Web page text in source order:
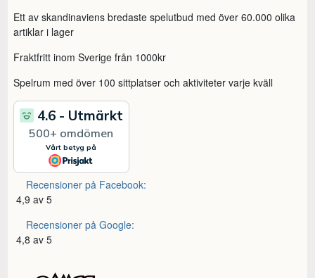
Ett av skandinaviens bredaste spelutbud med över 60.000 olika
artiklar i lager
Fraktfritt inom Sverige från 1000kr
Spelrum med över 100 sittplatser och aktiviteter varje kväll
Recensioner på Facebook:
4,9 av 5
Recensioner på Google:
4,8 av 5